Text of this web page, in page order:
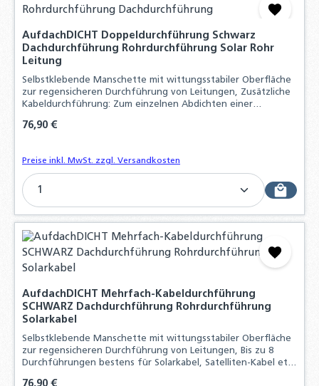
AufdachDICHT Doppeldurchführung Schwarz
Dachdurchführung Rohrdurchführung Solar Rohr
Leitung
Selbstklebende Manschette mit wittungsstabiler Oberfläche
zur regensicheren Durchführung von Leitungen, Zusätzliche
Kabeldurchführung: Zum einzelnen Abdichten einer
Witterungsstabil - bleifrei - dauerh
Regulärer Preis:
76,90 €
Preise inkl. MwSt. zzgl. Versandkosten
Produkt Anzahl: Gib den gewünschten Wert
AufdachDICHT Mehrfach-Kabeldurchführung
SCHWARZ Dachdurchführung Rohrdurchführung
Solarkabel
Selbstklebende Manschette mit wittungsstabiler Oberfläche
zur regensicheren Durchführung von Leitungen, Bis zu 8
Durchführungen bestens für Solarkabel, Satelliten-Kabel etc.
Regulärer Preis: